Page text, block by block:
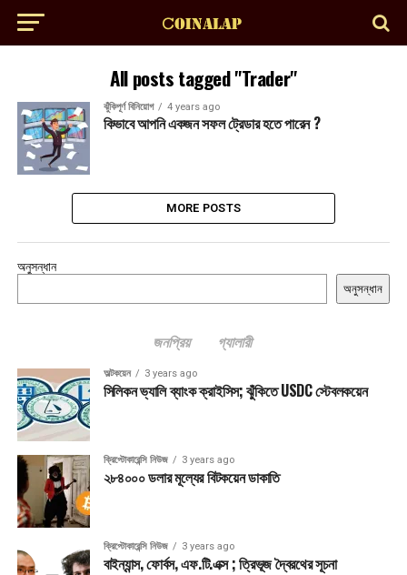
All posts tagged "Trader"
ঝুঁকিপূর্ণ বিনিয়োগ 4 years ago
কিভাবে আপনি একজন সফল ট্রেডার হতে পারেন ?
MORE POSTS
অনুসন্ধান
অনুসন্ধান
জনপ্রিয় গ্যালারী
অল্টকয়েন 3 years ago
সিলিকন ভ্যালি ব্যাংক ক্রাইসিস; ঝুঁকিতে USDC স্টেবলকয়েন
ক্রিপ্টোকারেন্সি নিউজ 3 years ago
২৮৪০০০ ডলার মূল্যের বিটকয়েন ডাকাতি
ক্রিপ্টোকারেন্সি নিউজ 3 years ago
বাইন্যান্স, ফোর্বস, এফ.টি.এক্স ; ত্রিভূজ দ্বৈরথের সূচনা